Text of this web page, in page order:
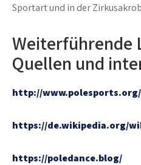
Sportart und in der
Weiterführende
Quellen und
http://www.polesports.org/
https://de.wikipedia.org/
https://poledance.blog/